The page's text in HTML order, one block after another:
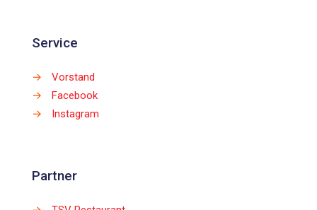
Service
→
Vorstand
→
Facebook
→
Instagram
Partner